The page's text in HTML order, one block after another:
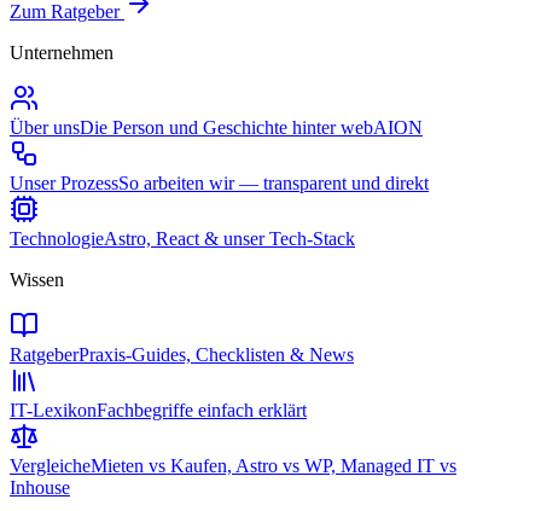
Zum Ratgeber
Unternehmen
Über unsDie Person und Geschichte hinter webAION
Unser ProzessSo arbeiten wir — transparent und direkt
TechnologieAstro, React & unser Tech-Stack
Wissen
RatgeberPraxis-Guides, Checklisten & News
IT-LexikonFachbegriffe einfach erklärt
VergleicheMieten vs Kaufen, Astro vs WP, Managed IT vs
Inhouse